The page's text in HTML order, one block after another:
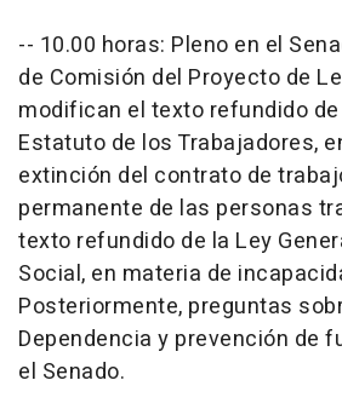
-- 10.00 horas: Pleno en el
de Comisión del Proyecto de
modifican el texto refundido
Estatuto de los Trabajadores,
extinción del contrato de
permanente de las personas
texto refundido de la Ley
Social, en materia de
Posteriormente, preguntas
Dependencia y prevención de
el Senado.